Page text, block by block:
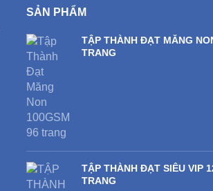
SẢN PHẨM
TẬP THÀNH ĐẠT MĂNG
TRANG
TẬP THÀNH ĐẠT SIÊU VIP
TRANG